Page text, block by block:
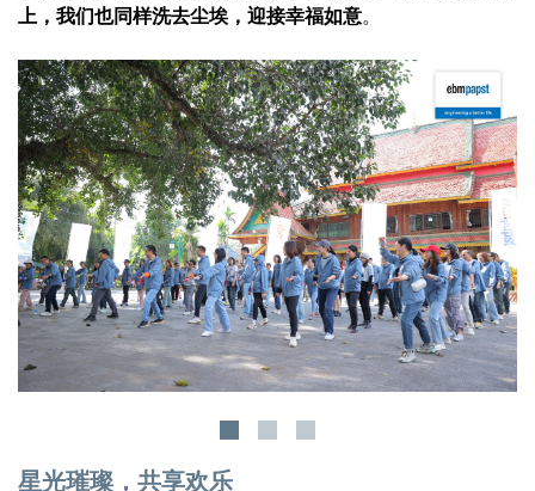
上，我们也同样洗去尘埃，迎接幸福如意。
星光璀璨，共享欢乐